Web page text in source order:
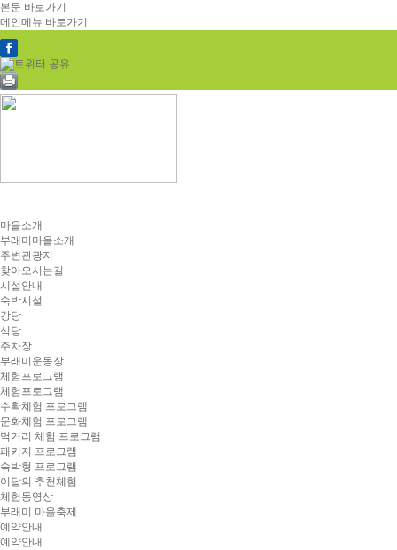
본문 바로가기
메인메뉴 바로가기
마을소개
부래미마을소개
주변관광지
찾아오시는길
시설안내
숙박시설
강당
식당
주차장
부래미운동장
체험프로그램
체험프로그램
수확체험 프로그램
문화체험 프로그램
먹거리 체험 프로그램
패키지 프로그램
숙박형 프로그램
이달의 추천체험
체험동영상
부래미 마을축제
예약안내
예약안내